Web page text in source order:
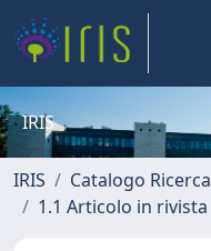
IRIS
IRIS Catalogo Ricerca
1.1 Articolo in rivista